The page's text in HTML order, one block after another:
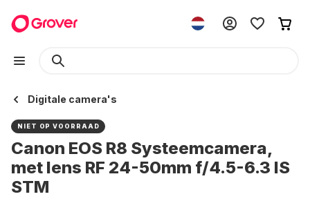
Digitale camera's
NIET OP VOORRAAD
Canon EOS R8 Systeemcamera,
met lens RF 24-50mm f/4.5-6.3 IS
STM